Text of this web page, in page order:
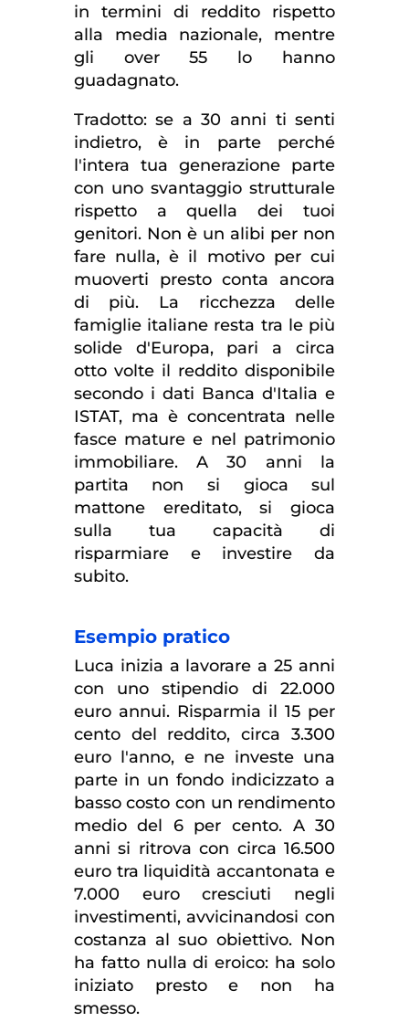
in termini di reddito rispetto
alla media nazionale, mentre
gli over 55 lo hanno
guadagnato.
Tradotto: se a 30 anni ti senti
indietro, è in parte perché
l'intera tua generazione parte
con uno svantaggio strutturale
rispetto a quella dei tuoi
genitori. Non è un alibi per non
fare nulla, è il motivo per cui
muoverti presto conta ancora
di più. La ricchezza delle
famiglie italiane resta tra le più
solide d'Europa, pari a circa
otto volte il reddito disponibile
secondo i dati Banca d'Italia e
ISTAT, ma è concentrata nelle
fasce mature e nel patrimonio
immobiliare. A 30 anni la
partita non si gioca sul
mattone ereditato, si gioca
sulla tua capacità di
risparmiare e investire da
subito.
Esempio pratico
Luca inizia a lavorare a 25 anni
con uno stipendio di 22.000
euro annui. Risparmia il 15 per
cento del reddito, circa 3.300
euro l'anno, e ne investe una
parte in un fondo indicizzato a
basso costo con un rendimento
medio del 6 per cento. A 30
anni si ritrova con circa 16.500
euro tra liquidità accantonata e
7.000 euro cresciuti negli
investimenti, avvicinandosi con
costanza al suo obiettivo. Non
ha fatto nulla di eroico: ha solo
iniziato presto e non ha
smesso.